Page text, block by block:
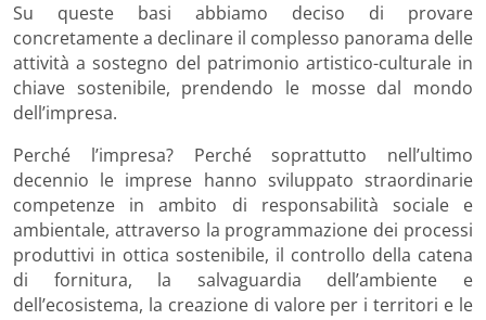
Su queste basi abbiamo deciso di provare
concretamente a declinare il complesso panorama delle
attività a sostegno del patrimonio artistico-culturale in
chiave sostenibile, prendendo le mosse dal mondo
dell’impresa.
Perché l’impresa? Perché soprattutto nell’ultimo
decennio le imprese hanno sviluppato straordinarie
competenze in ambito di responsabilità sociale e
ambientale, attraverso la programmazione dei processi
produttivi in ottica sostenibile, il controllo della catena
di fornitura, la salvaguardia dell’ambiente e
dell’ecosistema, la creazione di valore per i territori e le